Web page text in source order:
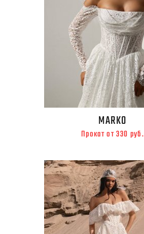
MARKO
Прокат от 330 руб.